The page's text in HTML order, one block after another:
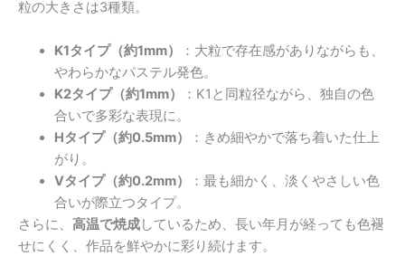
粒の大きさは3種類。
K1タイプ（約1mm）
：大粒で存在感がありながらも、
やわらかなパステル発色。
K2タイプ（約1mm）
：K1と同粒径ながら、独自の色
合いで多彩な表現に。
Hタイプ（約0.5mm）
：きめ細やかで落ち着いた仕上
がり。
Vタイプ（約0.2mm）
：最も細かく、淡くやさしい色
合いが際立つタイプ。
さらに、 高温で焼成しているため、長い年月が経っても色褪
せにくく、作品を鮮やかに彩り続けます。